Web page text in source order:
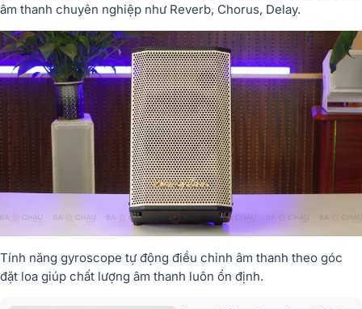
âm thanh chuyên nghiệp như Reverb, Chorus, Delay.
Tính năng gyroscope tự động điều chỉnh âm thanh theo góc
đặt loa giúp chất lượng âm thanh luôn ổn định.